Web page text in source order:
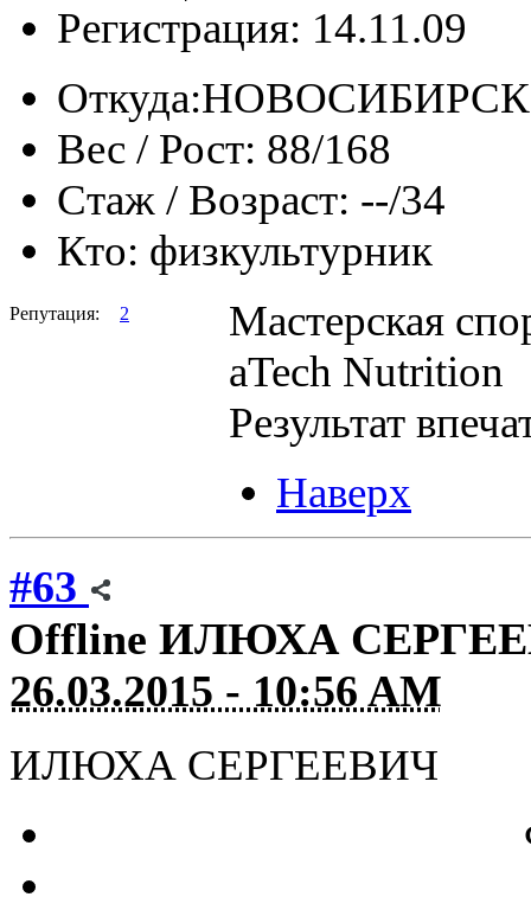
Регистрация: 14.11.09
Откуда:НОВОСИБИРСК
Вес / Рост: 88/168
Стаж / Возраст: --/34
Кто: физкультурник
Репутация: 2
Мастерская
aTech Nutrition
Результат
Наверх
#63
Offline ИЛЮХА
26.03.2015 - 10:56 AM
ИЛЮХА СЕРГЕЕВИЧ